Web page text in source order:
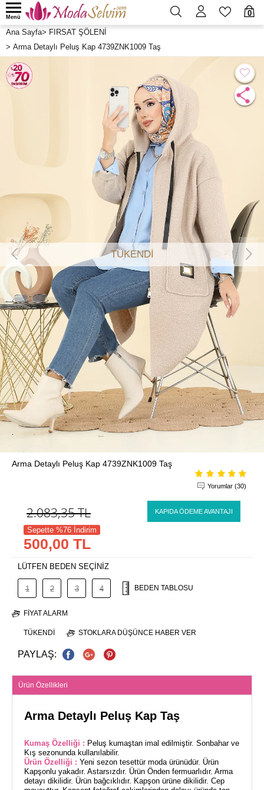
0
Menü
Ana Sayfa> FIRSAT ŞÖLENİ
> Arma Detaylı Peluş Kap 4739ZNK1009 Taş
TÜKENDİ
Arma Detaylı Peluş Kap 4739ZNK1009 Taş
Yorumlar (30)
2.083,35TL KAPIDA ÖDEME AVANTAJI
Sepette %76 İndirim
500,00 TL
LÜTFEN BEDEN SEÇİNİZ
1 2 3 4 BEDEN TABLOSU
FIYAT ALARM
TÜKENDI STOKLARA DÜŞÜNCE HABER VER
PAYLAŞ:
Ürün Özellikleri
Arma Detaylı Peluş Kap Taş
Kumaş Özelliği : Peluş kumaştan imal edilmiştir. Sonbahar ve
Kış sezonunda kullanılabilir.
Ürün Özelliği : Yeni sezon tesettür moda ürünüdür. Ürün
Kapşonlu yakadır. Astarsızdır. Ürün Önden fermuarlıdır. Arma
detayı dikilidir. Ürün bağcıklıdır. Kapşon ürüne dikilidir. Cep